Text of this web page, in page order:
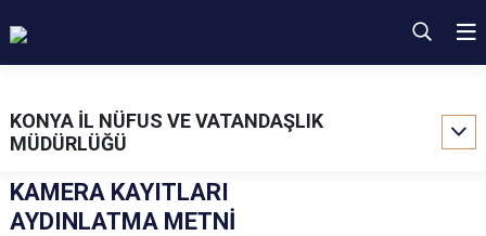
KONYA İL NÜFUS VE VATANDAŞLIK
MÜDÜRLÜĞÜ
KAMERA KAYITLARI
AYDINLATMA METNİ